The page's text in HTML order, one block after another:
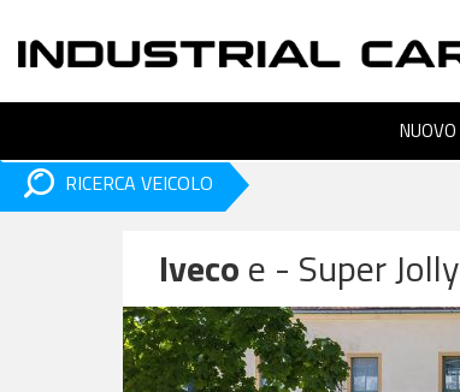
NUOVO
RICERCA VEICOLO
Ivecoe - Super Jolly